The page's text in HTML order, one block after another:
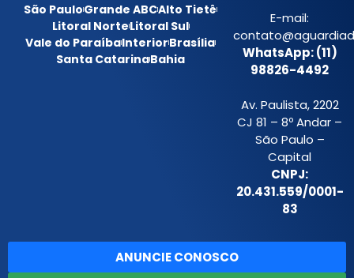
São PauloGrande ABCAlto Tietê
Litoral NorteLitoral Sul
Vale do ParaíbaInteriorBrasília
Santa CatarinaBahia
E-mail:
WhatsApp: (11)
98826-4492
Av. Paulista, 2202
CJ 81 – 8º Andar –
São Paulo –
Capital
CNPJ:
20.431.559/0001-
83
ANUNCIE CONOSCO